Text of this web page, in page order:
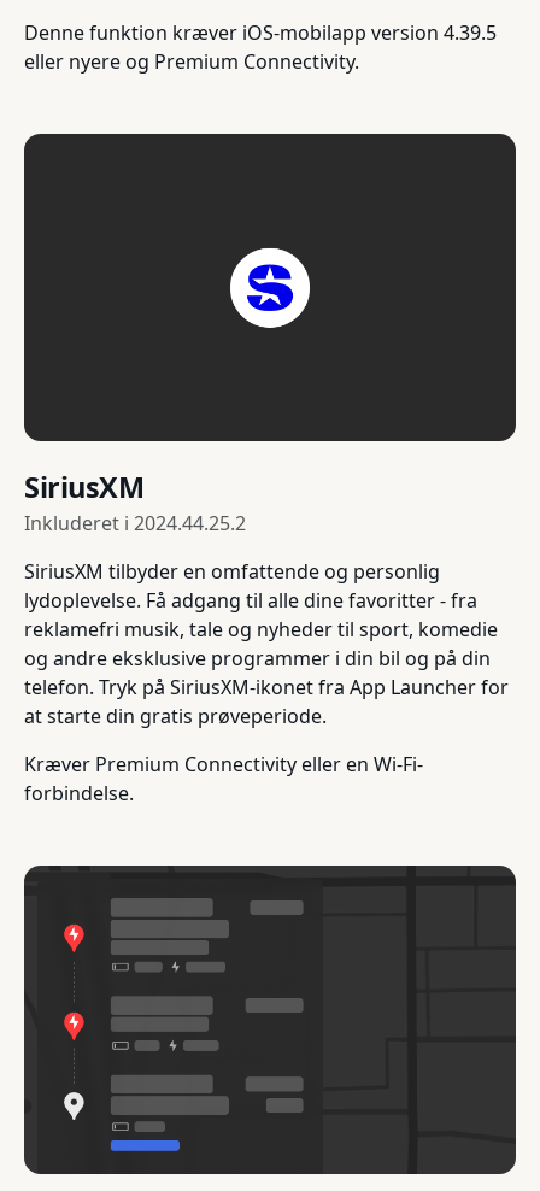
Denne funktion kræver iOS-mobilapp version 4.39.5
eller nyere og Premium Connectivity.
SiriusXM
Inkluderet i 2024.44.25.2
SiriusXM tilbyder en omfattende og personlig
lydoplevelse. Få adgang til alle dine favoritter - fra
reklamefri musik, tale og nyheder til sport, komedie
og andre eksklusive programmer i din bil og på din
telefon. Tryk på SiriusXM-ikonet fra App Launcher for
at starte din gratis prøveperiode.
Kræver Premium Connectivity eller en Wi-Fi-
forbindelse.